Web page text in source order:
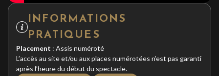
INFORMATIONS
PRATIQUES
Placement : Assis numéroté
L’accès au site et/ou aux places numérotées n’est pas garanti
après l’heure du début du spectacle.